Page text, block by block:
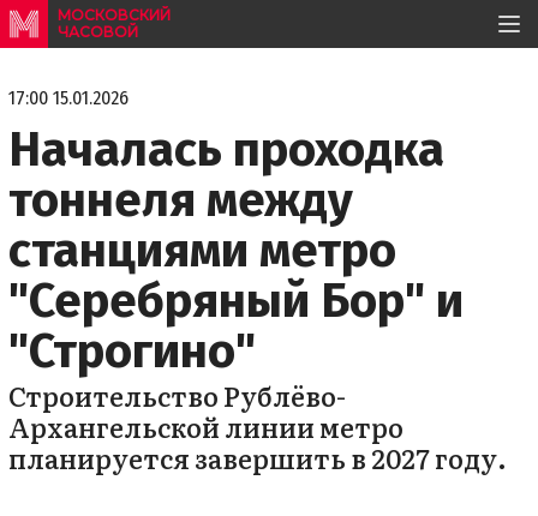
МОСКОВСКИЙ
ЧАСОВОЙ
17:00 15.01.2026
Началась проходка
тоннеля между
станциями метро
"Серебряный Бор" и
"Строгино"
Строительство Рублёво-
Архангельской линии метро
планируется завершить в 2027 году.